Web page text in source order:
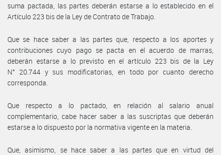
suma pactada, las partes deberán estarse a lo establecido en el
Artículo 223 bis de la Ley de Contrato de Trabajo.
Que se hace saber a las partes que, respecto a los aportes y
contribuciones cuyo pago se pacta en el acuerdo de marras,
deberán estarse a lo previsto en el artículo 223 bis de la Ley
N° 20.744 y sus modificatorias, en todo por cuanto derecho
corresponda.
Que respecto a lo pactado, en relación al salario anual
complementario, cabe hacer saber a las suscriptas que deberán
estarse a lo dispuesto por la normativa vigente en la materia.
Que, asimismo, se hace saber a las partes que en virtud del